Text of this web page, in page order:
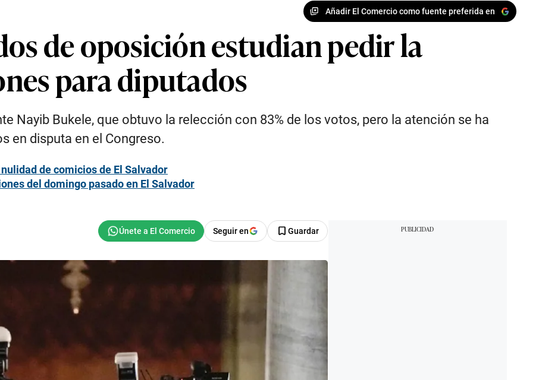
Añadir El Comercio como fuente preferida en
de oposición estudian pedir la
para diputados
Nayib Bukele, que obtuvo la relección con 83% de los votos, pero la atención se ha
en disputa en el Congreso.
de comicios de El Salvador
del domingo pasado en El Salvador
Seguir en Guardar